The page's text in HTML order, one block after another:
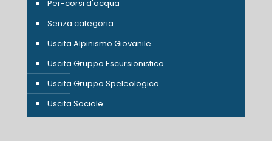
Per-corsi d'acqua
Senza categoria
Uscita Alpinismo Giovanile
Uscita Gruppo Escursionistico
Uscita Gruppo Speleologico
Uscita Sociale